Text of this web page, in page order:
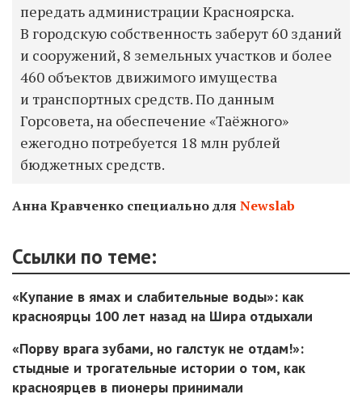
передать администрации Красноярска.
В городскую собственность заберут 60 зданий
и сооружений, 8 земельных участков и более
460 объектов движимого имущества
и транспортных средств. По данным
Горсовета, на обеспечение «Таёжного»
ежегодно потребуется 18 млн рублей
бюджетных средств.
Анна Кравченко специально для Newslab
Ссылки по теме:
«Купание в ямах и слабительные воды»: как
красноярцы 100 лет назад на Шира отдыхали
«Порву врага зубами, но галстук не отдам!»:
стыдные и трогательные истории о том, как
красноярцев в пионеры принимали